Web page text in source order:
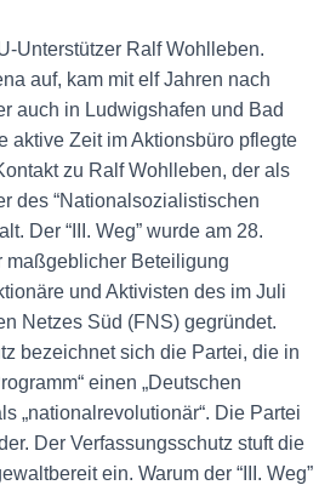
Unterstützer Ralf Wohlleben.
auf, kam mit elf Jahren nach
auch in Ludwigshafen und Bad
aktive Zeit im Aktionsbüro pflegte
zu Ralf Wohlleben, der als
des “Nationalsozialistischen
Der “III. Weg” wurde am 28.
maßgeblicher Beteiligung
und Aktivisten des im Juli
Netzes Süd (FNS) gegründet.
bezeichnet sich die Partei, die in
einen „Deutschen
„nationalrevolutionär“. Die Partei
Der Verfassungsschutz stuft die
ein. Warum der “III. Weg”